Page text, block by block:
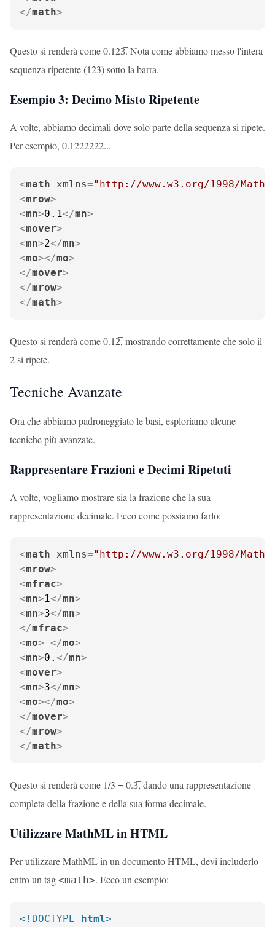
</math>
Questo si renderà come 0.123̅. Nota come abbiamo messo l'intera
sequenza ripetente (123) sotto la barra.
Esempio 3: Decimo Misto Ripetente
A volte, abbiamo decimali dove solo parte della sequenza si ripete.
Per esempio, 0.1222222...
<math xmlns="http://www.w3.org/1998/Math/
<mrow>
<mn>0.1</mn>
<mover>
<mn>2</mn>
<mo></mo>
</mover>
</mrow>
</math>
Questo si renderà come 0.12̅, mostrando correttamente che solo il
2 si ripete.
Tecniche Avanzate
Ora che abbiamo padroneggiato le basi, esploriamo alcune
tecniche più avanzate.
Rappresentare Frazioni e Decimi Ripetuti
A volte, vogliamo mostrare sia la frazione che la sua
rappresentazione decimale. Ecco come possiamo farlo:
<math xmlns="http://www.w3.org/1998/Math/
<mrow>
<mfrac>
<mn>1</mn>
<mn>3</mn>
</mfrac>
<mo>=</mo>
<mn>0. </mn>
<mover>
<mn>3</mn>
<mo></mo>
</mover>
</mrow>
</math>
Questo si renderà come 1/3 = 0.3̅, dando una rappresentazione
completa della frazione e della sua forma decimale.
Utilizzare MathML in HTML
Per utilizzare MathML in un documento HTML, devi includerlo
entro un tag <math>. Ecco un esempio:
<!DOCTYPE html>